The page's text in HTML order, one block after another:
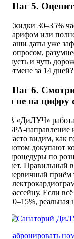
Шаг 5.
Скидки 30–35%
тарифом или
ваши даты уже
вопросом,
пусть и чуть
отмене за 14
Шаг 6.
а не на цифру
В «ДиЛУЧ»
SPA-
часто видим, как
потом докупают
процедуры по
нет. Правильный
первичный приём
бассейну. Если
10–15%,
Забронировать